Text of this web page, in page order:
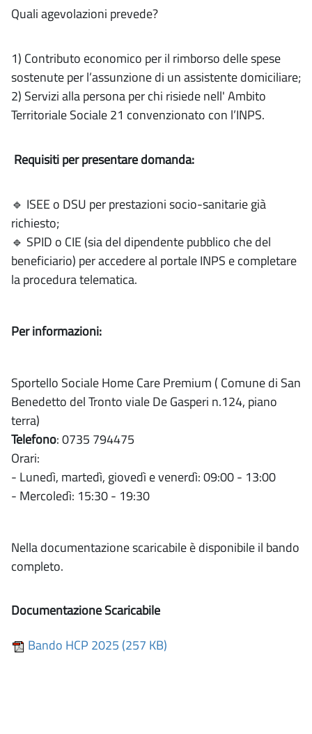
Quali agevolazioni prevede?
1) Contributo economico per il rimborso delle spese
sostenute per l’assunzione di un assistente domiciliare;
2) Servizi alla persona per chi risiede nell' Ambito
Territoriale Sociale 21 convenzionato con l’INPS.
Requisiti per presentare domanda:
🔹 ISEE o DSU per prestazioni socio-sanitarie già
richiesto;
🔹 SPID o CIE (sia del dipendente pubblico che del
beneficiario) per accedere al portale INPS e completare
la procedura telematica.
Per informazioni:
Sportello Sociale Home Care Premium ( Comune di San
Benedetto del Tronto viale De Gasperi n.124, piano
terra)
Telefono: 0735 794475
Orari:
- Lunedì, martedì, giovedì e venerdì: 09:00 - 13:00
- Mercoledì: 15:30 - 19:30
Nella documentazione scaricabile è disponibile il bando
completo.
Documentazione Scaricabile
Bando HCP 2025 (257 KB)